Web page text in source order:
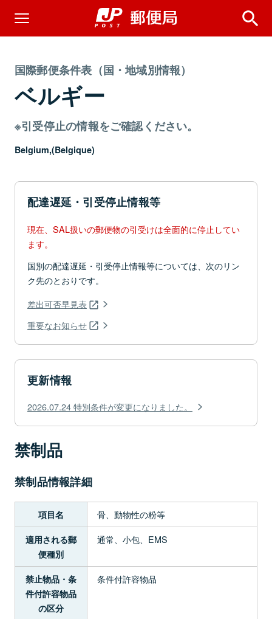
国際郵便条件表（国・地域別情報）
ベルギー
※引受停止の情報をご確認ください。
Belgium,(Belgique)
配達遅延・引受停止情報等
現在、SAL扱いの郵便物の引受けは全面的に停止してい
ます。
国別の配達遅延・引受停止情報等については、次のリン
ク先のとおりです。
差出可否早見表
重要なお知らせ
更新情報
2026.07.24 特別条件が変更になりました。
禁制品
禁制品情報詳細
項目名 骨、動物性の粉等
適用される郵
便種別
通常、小包、EMS
禁止物品・条
件付許容物品
の区分
条件付許容物品